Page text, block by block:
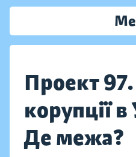
Проект
корупції в
Де межа?